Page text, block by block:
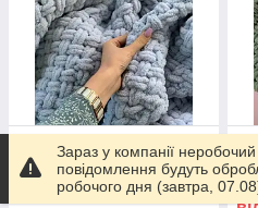
Якісний в'язаний
плюшевий плед дитячий
ручної роботи, м'який в
коляску, ліжечко,
Зараз у компанії
повідомлення будуть
робочого дня (завтра,